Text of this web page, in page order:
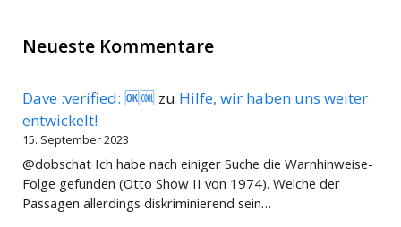
Neueste Kommentare
Dave :verified: 🆗🆒 zu Hilfe, wir haben uns weiter
entwickelt!
15. September 2023
@dobschat Ich habe nach einiger Suche die Warnhinweise-
Folge gefunden (Otto Show II von 1974). Welche der
Passagen allerdings diskriminierend sein…